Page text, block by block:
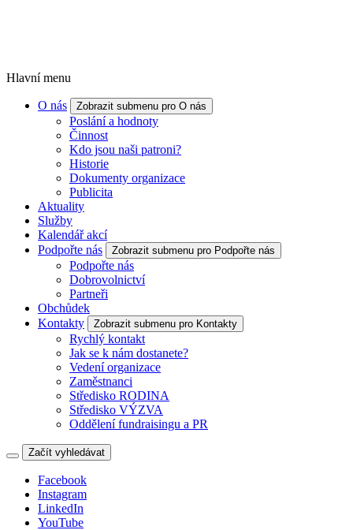
Hlavní menu
O nás Zobrazit submenu pro O nás
Poslání a hodnoty
Činnost
Kdo jsou naši patroni?
Historie
Dokumenty organizace
Publicita
Aktuality
Služby
Kalendář akcí
Podpořte nás
Zobrazit submenu pro Podpořte nás
Podpořte nás
Dobrovolnictví
Partneři
Obchůdek
Kontakty
Zobrazit submenu pro Kontakty
Rychlý kontakt
Jak se k nám dostanete?
Vedení organizace
Zaměstnanci
Středisko RODINA
Středisko VÝZVA
Oddělení fundraisingu a PR
Začít vyhledávat
Facebook
Instagram
LinkedIn
YouTube